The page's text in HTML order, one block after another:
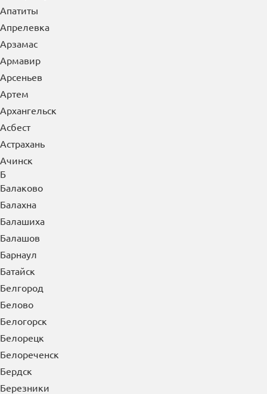
Азов
Александров
Алексин
Альметьевск
Анапа
Ангарск
Анжеро-Судженск
Апатиты
Апрелевка
Арзамас
Армавир
Арсеньев
Артем
Архангельск
Асбест
Астрахань
Ачинск
Б
Балаково
Балахна
Балашиха
Балашов
Барнаул
Батайск